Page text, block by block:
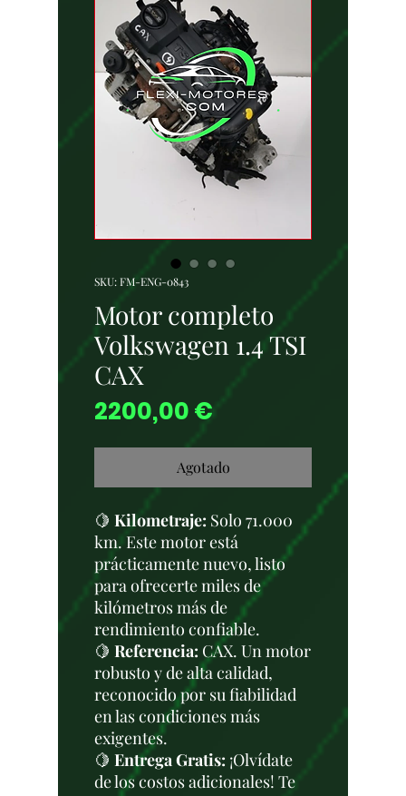
SKU: FM-ENG-0843
Motor completo
Volkswagen 1.4 TSI
CAX
2200,00 €Precio
Agotado
🍋 Kilometraje: Solo 71.000
km. Este motor está
prácticamente nuevo, listo
para ofrecerte miles de
kilómetros más de
rendimiento confiable.
🍋 Referencia: CAX. Un motor
robusto y de alta calidad,
reconocido por su fiabilidad
en las condiciones más
exigentes.
🍋 Entrega Gratis: ¡Olvídate
de los costos adicionales! Te